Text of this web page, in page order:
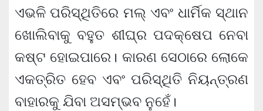
ଏଭଳି ପରିସ୍ଥିତିରେ ମଲ୍ ଏବଂ ଧାର୍ମିକ ସ୍ଥାନ
ଖୋଲିବାକୁ ବହୁତ ଶୀଘ୍ର ପଦକ୍ଷେପ ନେବା
କଷ୍ଟ ହୋଇପାରେ। କାରଣ ସେଠାରେ ଲୋକେ
ଏକତ୍ରିତ ହେବ ଏବଂ ପରିସ୍ଥିତି ନିୟନ୍ତ୍ରଣ
ବାହାରକୁ ଯିବା ଅସମ୍ଭବ ନୁହେଁ।